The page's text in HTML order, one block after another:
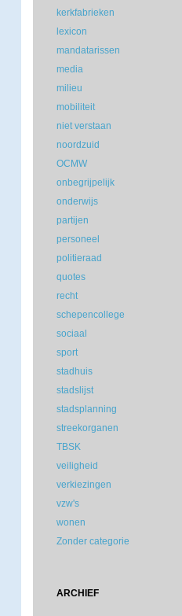
kerkfabrieken
lexicon
mandatarissen
media
milieu
mobiliteit
niet verstaan
noordzuid
OCMW
onbegrijpelijk
onderwijs
partijen
personeel
politieraad
quotes
recht
schepencollege
sociaal
sport
stadhuis
stadslijst
stadsplanning
streekorganen
TBSK
veiligheid
verkiezingen
vzw's
wonen
Zonder categorie
ARCHIEF